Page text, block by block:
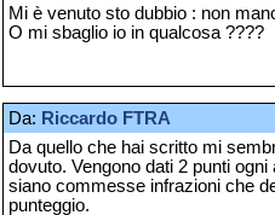
Mi è venuto sto dubbio : non
O mi sbaglio io in qualcosa ????
Da: Riccardo FTRA
Da quello che hai scritto mi
dovuto. Vengono dati 2 punti
siano commesse infrazioni che
punteggio.